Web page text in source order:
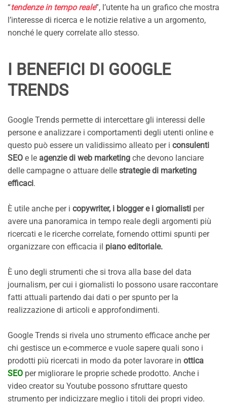
“tendenze in tempo reale”, l’utente ha un grafico che mostra
l’interesse di ricerca e le notizie relative a un argomento,
nonché le query correlate allo stesso.
I BENEFICI DI GOOGLE
TRENDS
Google Trends permette di intercettare gli interessi delle
persone e analizzare i comportamenti degli utenti online e
questo può essere un validissimo alleato per i consulenti
SEO e le agenzie di web marketing che devono lanciare
delle campagne o attuare delle strategie di marketing
efficaci.
È utile anche per i copywriter, i blogger e i giornalisti per
avere una panoramica in tempo reale degli argomenti più
ricercati e le ricerche correlate, fornendo ottimi spunti per
organizzare con efficacia il piano editoriale.
È uno degli strumenti che si trova alla base del data
journalism, per cui i giornalisti lo possono usare raccontare
fatti attuali partendo dai dati o per spunto per la
realizzazione di articoli e approfondimenti.
Google Trends si rivela uno strumento efficace anche per
chi gestisce un e-commerce e vuole sapere quali sono i
prodotti più ricercati in modo da poter lavorare in ottica
SEO per migliorare le proprie schede prodotto. Anche i
video creator su Youtube possono sfruttare questo
strumento per indicizzare meglio i titoli dei propri video.